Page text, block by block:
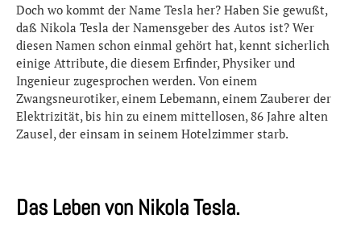
Doch wo kommt der Name Tesla her? Haben Sie gewußt,
daß Nikola Tesla der Namensgeber des Autos ist? Wer
diesen Namen schon einmal gehört hat, kennt sicherlich
einige Attribute, die diesem Erfinder, Physiker und
Ingenieur zugesprochen werden. Von einem
Zwangsneurotiker, einem Lebemann, einem Zauberer der
Elektrizität, bis hin zu einem mittellosen, 86 Jahre alten
Zausel, der einsam in seinem Hotelzimmer starb.
Das Leben von Nikola Tesla.